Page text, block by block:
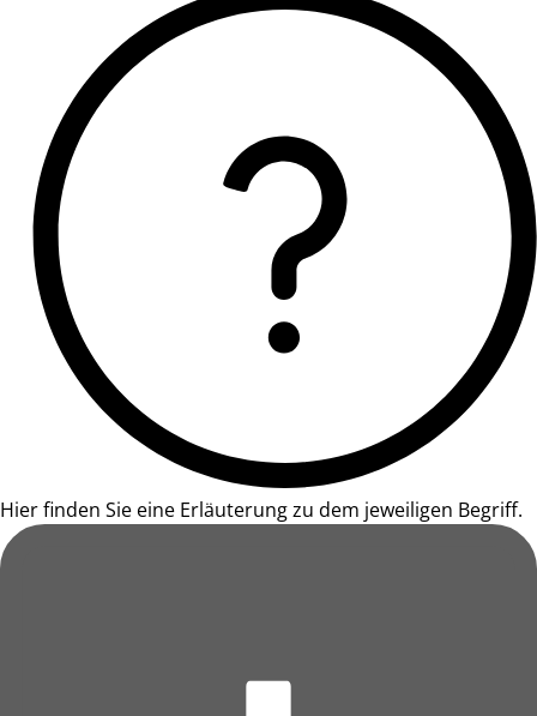
Hier finden Sie eine Erläuterung zu dem jeweiligen Begriff.